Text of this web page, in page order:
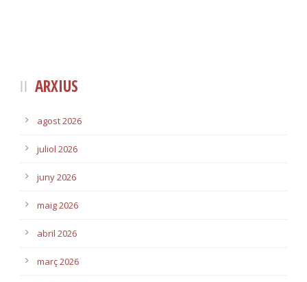
ARXIUS
agost 2026
juliol 2026
juny 2026
maig 2026
abril 2026
març 2026